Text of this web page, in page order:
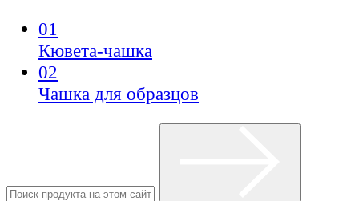
01
Кювета-чашка
02
Чашка для образцов